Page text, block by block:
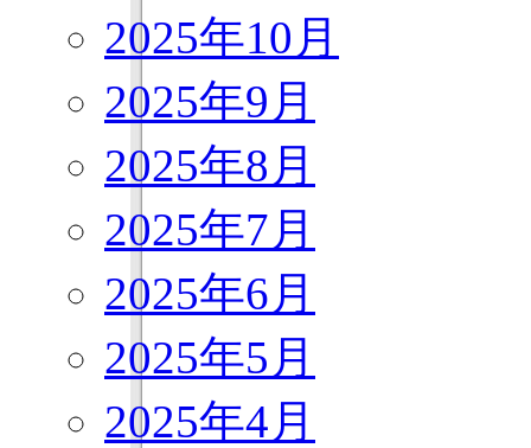
2025年10月
2025年9月
2025年8月
2025年7月
2025年6月
2025年5月
2025年4月